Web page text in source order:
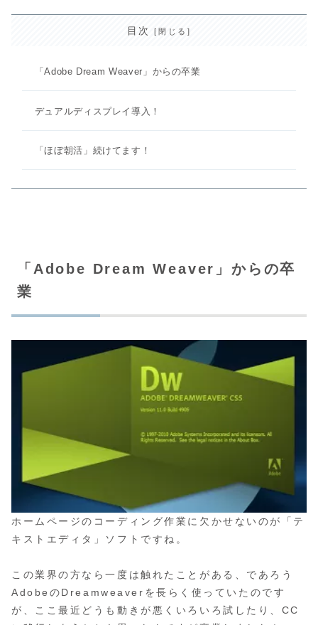
目次
「Adobe Dream Weaver」からの卒業
デュアルディスプレイ導入！
「ほぼ朝活」続けてます！
「Adobe Dream Weaver」からの卒
業
ホームページのコーディング作業に欠かせないのが「テ
キストエディタ」ソフトですね。
この業界の方なら一度は触れたことがある、であろう
AdobeのDreamweaverを長らく使っていたのです
が、ここ最近どうも動きが悪くいろいろ試したり、CC